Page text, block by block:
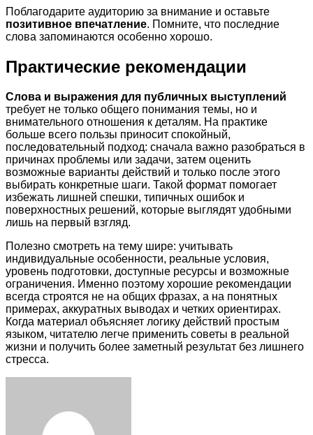
Поблагодарите аудиторию за внимание и оставьте
позитивное впечатление. Помните, что последние
слова запоминаются особенно хорошо.
Практические рекомендации
Слова и выражения для публичных выступлений
требует не только общего понимания темы, но и
внимательного отношения к деталям. На практике
больше всего пользы приносит спокойный,
последовательный подход: сначала важно разобраться в
причинах проблемы или задачи, затем оценить
возможные варианты действий и только после этого
выбирать конкретные шаги. Такой формат помогает
избежать лишней спешки, типичных ошибок и
поверхностных решений, которые выглядят удобными
лишь на первый взгляд.
Полезно смотреть на тему шире: учитывать
индивидуальные особенности, реальные условия,
уровень подготовки, доступные ресурсы и возможные
ограничения. Именно поэтому хорошие рекомендации
всегда строятся не на общих фразах, а на понятных
примерах, аккуратных выводах и четких ориентирах.
Когда материал объясняет логику действий простым
языком, читателю легче применить советы в реальной
жизни и получить более заметный результат без лишнего
стресса.